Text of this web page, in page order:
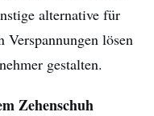
alternative für
Verspannungen lösen
gestalten.
Zehenschuh